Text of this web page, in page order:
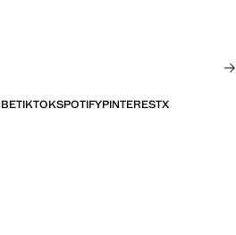
TIKTOKSPOTIFYPINTERESTX